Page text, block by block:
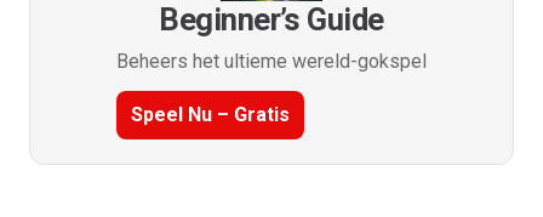
Beginner’s Guide
Beheers het ultieme wereld-gokspel
Speel Nu – Gratis